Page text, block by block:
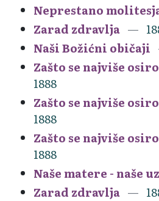
Neprestano
Zarad zdravlja
Naši Božićni običaji
Zašto se najviše
1888
Zašto se najviše
1888
Zašto se najviše
1888
Naše matere - naše
Zarad zdravlja